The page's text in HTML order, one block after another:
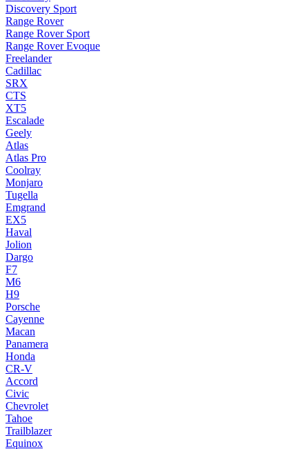
Discovery Sport
Range Rover
Range Rover Sport
Range Rover Evoque
Freelander
Cadillac
SRX
CTS
XT5
Escalade
Geely
Atlas
Atlas Pro
Coolray
Monjaro
Tugella
Emgrand
EX5
Haval
Jolion
Dargo
F7
M6
H9
Porsche
Cayenne
Macan
Panamera
Honda
CR-V
Accord
Civic
Chevrolet
Tahoe
Trailblazer
Equinox